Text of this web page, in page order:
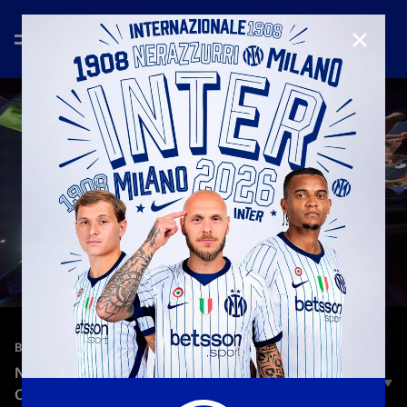
BEST MOMENTS | SEASON 2022/23—17 mag 2023
NEXT STOP ISTANBUL: IL NOSTRO PERCORSO IN
CHAMPIONS, DAI GIRONI ALLA FINALE